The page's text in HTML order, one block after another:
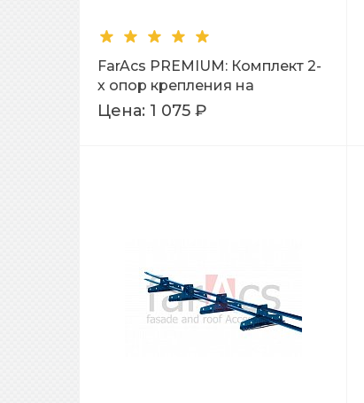
FarAcs PREMIUM: Комплект 2-
х опор крепления на
Фальцевую кровлю RR 11
Цена: 1 075 ₽